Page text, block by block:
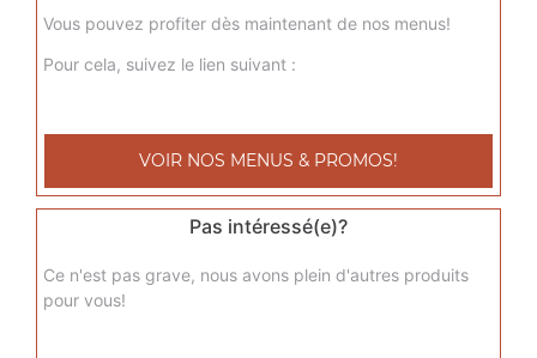
Vous pouvez profiter dès maintenant de nos menus!
Pour cela, suivez le lien suivant :
VOIR NOS MENUS & PROMOS!
Pas intéressé(e)?
Ce n'est pas grave, nous avons plein d'autres produits
pour vous!